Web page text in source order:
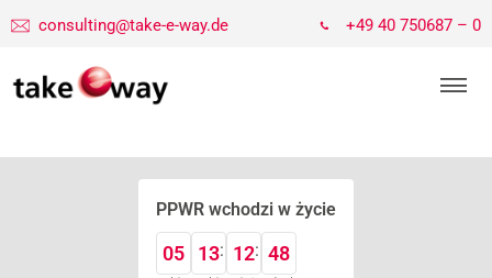
consulting@take-e-way.de +49 40 750687 – 0
PPWR wchodzi w życie
05 13 12 48